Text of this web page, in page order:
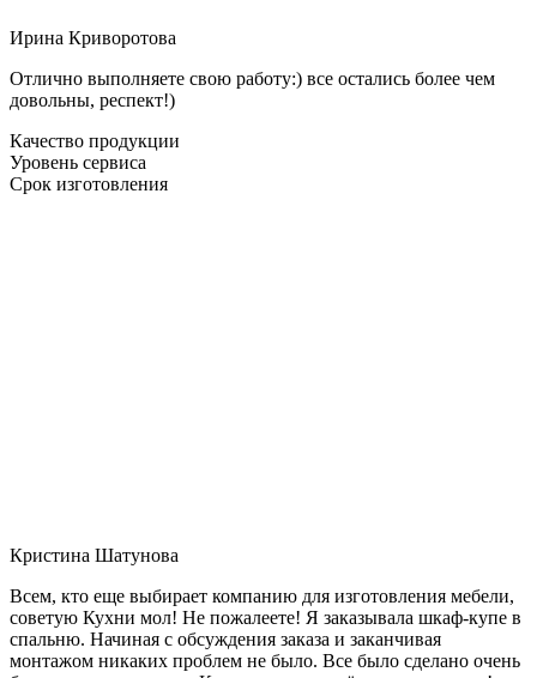
Ирина Криворотова
Отлично выполняете свою работу:) все остались более чем
довольны, респект!)
Качество продукции
Уровень сервиса
Срок изготовления
Кристина Шатунова
Всем, кто еще выбирает компанию для изготовления мебели,
советую Кухни мол! Не пожалеете! Я заказывала шкаф-купе в
спальню. Начиная с обсуждения заказа и заканчивая
монтажом никаких проблем не было. Все было сделано очень